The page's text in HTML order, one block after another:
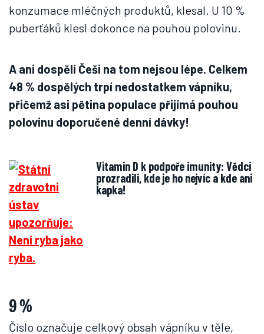
konzumace mléčných produktů, klesal. U 10 %
puberťáků klesl dokonce na pouhou polovinu.
A ani dospělí Češi na tom nejsou lépe. Celkem
48 % dospělých trpí nedostatkem vápníku,
přičemž asi pětina populace přijímá pouhou
polovinu doporučené denní dávky!
Vitamin D k podpoře imunity: Vědci
prozradili, kde je ho nejvíc a kde ani
kapka!
9 %
Číslo označuje celkový obsah vápníku v těle,